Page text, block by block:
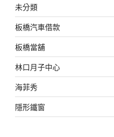
未分類
板橋汽車借款
板橋當舖
林口月子中心
海菲秀
隱形鐵窗